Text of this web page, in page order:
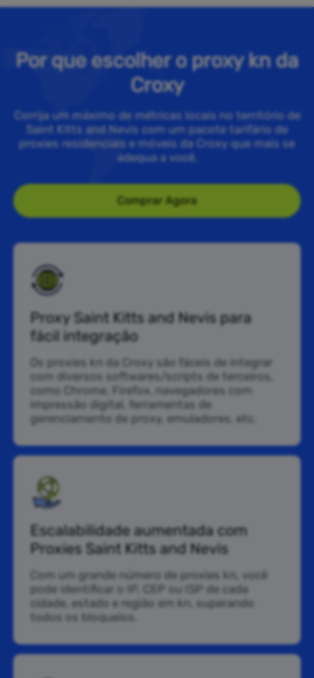
Por que escolher o proxy kn da
Croxy
Corrija um máximo de métricas locais no território de
Saint Kitts and Nevis com um pacote tarifário de
proxies residenciais e móveis da Croxy que mais se
adequa a você.
Comprar Agora
Proxy Saint Kitts and Nevis para
fácil integração
Os proxies kn da Croxy são fáceis de integrar
com diversos softwares/scripts de terceiros,
como Chrome, Firefox, navegadores com
impressão digital, ferramentas de
gerenciamento de proxy, emuladores, etc.
Escalabilidade aumentada com
Proxies Saint Kitts and Nevis
Com um grande número de proxies kn, você
pode identificar o IP, CEP ou ISP de cada
cidade, estado e região em kn, superando
todos os bloqueios.